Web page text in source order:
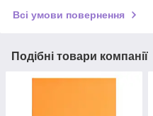
Всі умови повернення
Подібні товари компанії